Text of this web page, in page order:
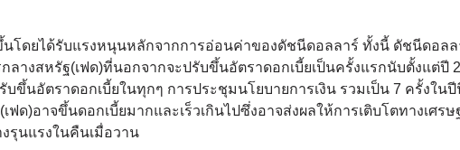
โดยได้รับแรงหนุนหลักจากการอ่อนค่าของดัชนีดอลลาร์ ทั้งนี้ ดัชนีดอล
ลางสหรัฐ(เฟด)ที่นอกจากจะปรับขึ้นอัตราดอกเบี้ยเป็นครั้งแรกนับตั้งแต่ปี
ขึ้นอัตราดอกเบี้ยในทุกๆ การประชุมนโยบายการเงิน รวมเป็น 7 ครั้งใน
ฟด)อาจขึ้นดอกเบี้ยมากและเร็วเกินไปซึ่งอาจส่งผลให้การเติบโตทางเศร
รุนแรงในคืนเมื่อวาน